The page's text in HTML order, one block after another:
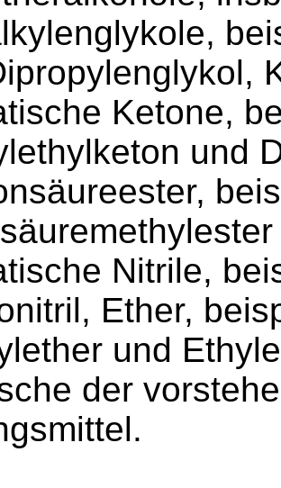
Ketone,
und
Nitrile,
Ether,
und
der